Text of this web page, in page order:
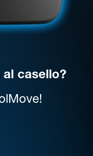
casello?